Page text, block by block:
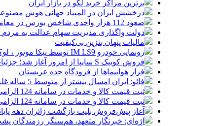
برترین مراکز خرید لگو در بازار ایران
درخشش ایران در المپیاد جهانی هوش
صعود 112 هزار واحدی شاخص بورس در معاملات امروز
دولت واگذاری مدیریت سهام عدالت به مردم
مالیات پنهان بنزین بی‌کیفیت
رونمایی خودرو IM LS9 توسط نیکا موتور ، لوکس ترین شاسی بلند EREV در ایران
فروش کوییک S سایپا از امروز آغاز شد؛ جزئیات ثبت‌نام و شرایط
فرار هواپیماها از فرودگاه جده عربستان
فائو: ایران امسال بیشتر از متوسط 5 ساله غله تولید می‌کند
ثبت قیمت کالا و خدمات در سامانه 124 الزامی شد
ثبت قیمت کالا و خدمات در سامانه 124 الزامی شد
آغاز پیش‌فروش بلیت بازگشت زائران دهه
اژه‌ای: خبرنگار متعهد، هم‌سنگر رزمندگان